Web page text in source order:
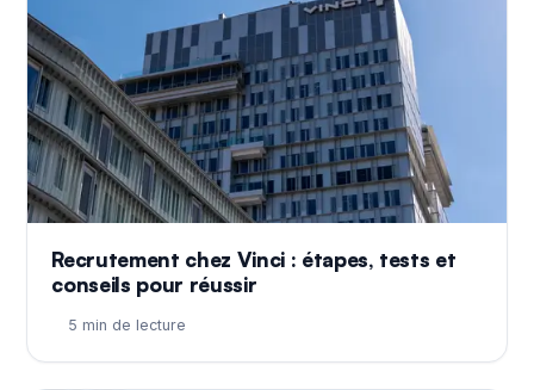
Recrutement chez Vinci : étapes, tests et
conseils pour réussir
5 min de lecture